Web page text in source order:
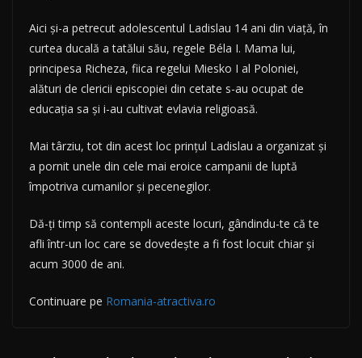
Aici și-a petrecut adolescentul Ladislau 14 ani din viață, în
curtea ducală a tatălui său, regele Béla I. Mama lui,
principesa Richeza, fiica regelui Miesko I al Poloniei,
alături de clericii episcopiei din cetate s-au ocupat de
educația sa și i-au cultivat evlavia religioasă.
Mai târziu, tot din acest loc prințul Ladislau a organizat și
a pornit unele din cele mai eroice campanii de luptă
împotriva cumanilor și pecenegilor.
Dă-ți timp să contempli aceste locuri, gândindu-te că te
afli într-un loc care se dovedește a fi fost locuit chiar și
acum 3000 de ani.
Continuare pe Romania-atractiva.ro